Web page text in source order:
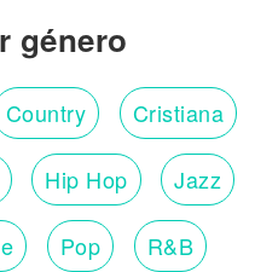
género
Country Cristiana
Hip Hop Jazz
Pop R&B